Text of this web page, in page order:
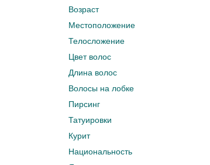
Возраст
Местоположение
Телосложение
Цвет волос
Длина волос
Волосы на лобке
Пирсинг
Татуировки
Курит
Национальность